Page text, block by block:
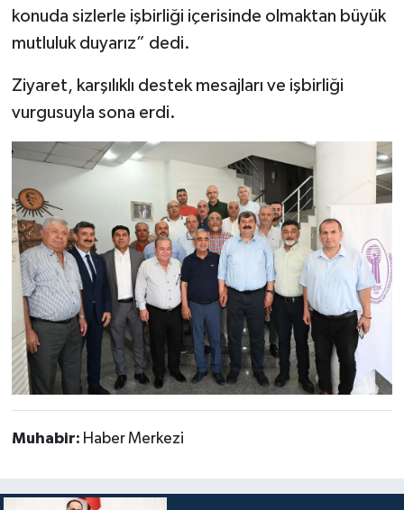
konuda sizlerle işbirliği içerisinde olmaktan büyük
mutluluk duyarız” dedi.
Ziyaret, karşılıklı destek mesajları ve işbirliği
vurgusuyla sona erdi.
Muhabir: Haber Merkezi